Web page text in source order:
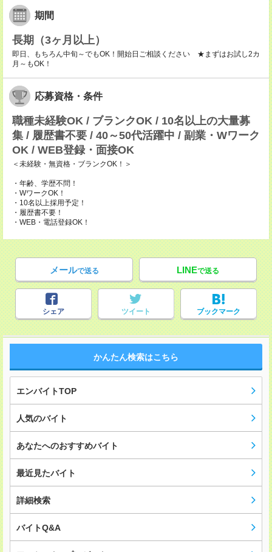
期間
長期（3ヶ月以上）
即日、もちろん中旬～でもOK！開始日ご相談ください ★まずはお試し2カ
月～もOK！
応募資格・条件
職種未経験OK / ブランクOK / 10名以上の大量募
集 / 履歴書不要 / 40～50代活躍中 / 副業・Wワーク
OK / WEB登録・面接OK
＜未経験・無資格・ブランクOK！＞
・年齢、学歴不問！
・WワークOK！
・10名以上採用予定！
・履歴書不要！
・WEB・電話登録OK！
メールで送る LINEで送る
シェア ツイート ブックマーク
かんたん検索はこちら
エンバイトTOP
人気のバイト
あなたへのおすすめバイト
最近見たバイト
詳細検索
バイトQ&A